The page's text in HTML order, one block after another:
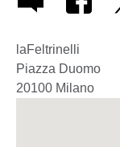
laFeltrinelli
Piazza Duomo
20100 Milano